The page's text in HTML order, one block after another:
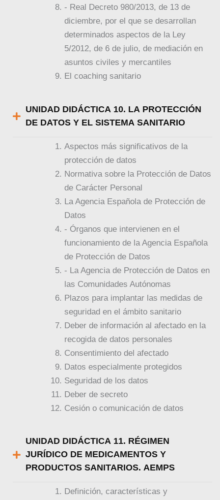
- Real Decreto 980/2013, de 13 de
diciembre, por el que se desarrollan
determinados aspectos de la Ley
5/2012, de 6 de julio, de mediación en
asuntos civiles y mercantiles
El coaching sanitario
UNIDAD DIDÁCTICA 10. LA PROTECCIÓN
DE DATOS Y EL SISTEMA SANITARIO
Aspectos más significativos de la
protección de datos
Normativa sobre la Protección de Datos
de Carácter Personal
La Agencia Española de Protección de
Datos
- Órganos que intervienen en el
funcionamiento de la Agencia Española
de Protección de Datos
- La Agencia de Protección de Datos en
las Comunidades Autónomas
Plazos para implantar las medidas de
seguridad en el ámbito sanitario
Deber de información al afectado en la
recogida de datos personales
Consentimiento del afectado
Datos especialmente protegidos
Seguridad de los datos
Deber de secreto
Cesión o comunicación de datos
UNIDAD DIDÁCTICA 11. RÉGIMEN
JURÍDICO DE MEDICAMENTOS Y
PRODUCTOS SANITARIOS. AEMPS
Definición, características y